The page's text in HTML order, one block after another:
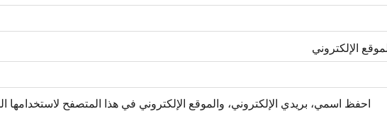
الإلكتروني
احفظ اسمي، بريدي الإلكتروني، والموقع الإلكتروني في هذا المتصفح لاستخدامها